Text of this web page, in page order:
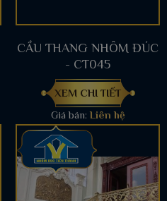
CẦU THANG NHÔM ĐÚC
- CT045
XEM CHI TIẾT
Giá bán: Liên hệ